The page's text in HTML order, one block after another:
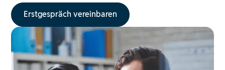
Erstgespräch vereinbaren